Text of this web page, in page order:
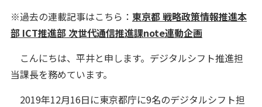
※過去の連載記事はこちら： 東京都 戦略政策情報推進本
部 ICT推進部 次世代通信推進課note連動企画
こんにちは、平井と申します。デジタルシフト推進担
当課長を務めています。
2019年12月16日に東京都庁に9名のデジタルシフト担